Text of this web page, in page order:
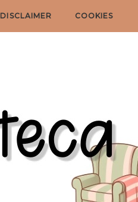
DISCLAIMER COOKIES